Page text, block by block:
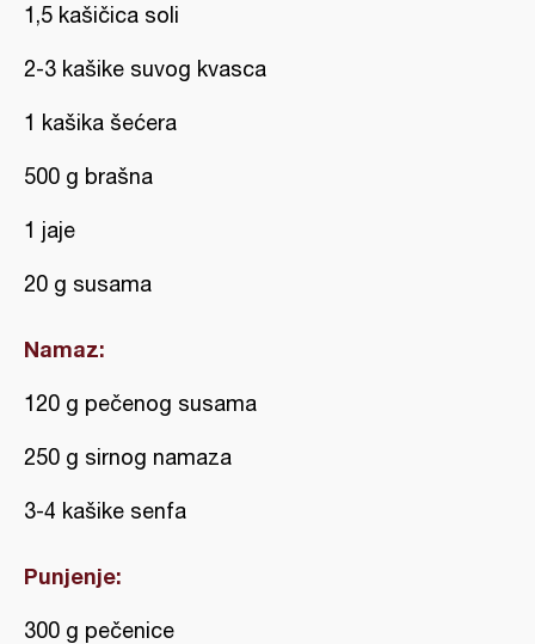
1,5 kašičica soli
2-3 kašike suvog kvasca
1 kašika šećera
500 g brašna
1 jaje
20 g susama
Namaz:
120 g pečenog susama
250 g sirnog namaza
3-4 kašike senfa
Punjenje:
300 g pečenice